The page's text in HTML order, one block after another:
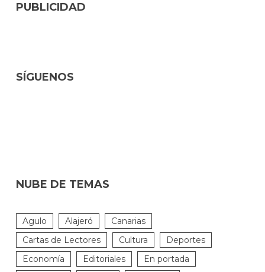
PUBLICIDAD
SÍGUENOS
NUBE DE TEMAS
Agulo Alajeró
Canarias
Cartas de Lectores
Cultura
Deportes
Economía
Editoriales
En portada